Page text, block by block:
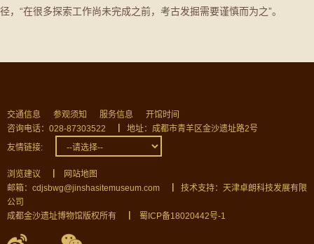
径，“在很多探索工作尚未完成之前，考古发掘需要谨慎而为之”。
交通信息 参观须知 服务信息
开馆时间
咨询电话：028-87303522
地址：成都市青羊区金沙遗址路2号
友情链接:
浏览建议
网站地图
邮箱：cdjsbwg@jinshasitemuseum.com
技术支持：天津卓朗科技发展有限
公司
成都金沙遗址博物馆版权所有
蜀ICP备18020442号-1